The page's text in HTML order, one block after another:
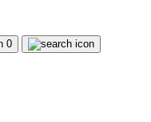
0